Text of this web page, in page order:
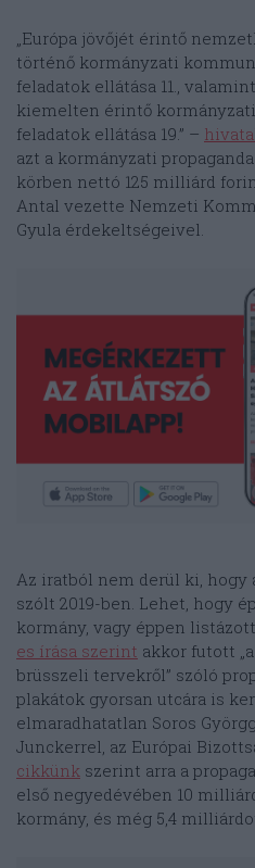
„Európa jövőjét érintő
történő kormányzati
feladatok ellátása 11.,
kiemelten érintő
feladatok ellátása 19.” –
azt a kormányzati
körben nettó 125 milliárd
Antal vezette Nemzeti
Gyula érdekeltségeivel.
Az iratból nem derül ki, hogy
szólt 2019-ben. Lehet, hogy
kormány, vagy éppen
es írása szerint akkor futott
brüsszeli tervekről” szóló
plakátok gyorsan utcára is
elmaradhatatlan Soros
Junckerrel, az Európai
cikkünk szerint arra a
első negyedévében 10
kormány, és még 5,4